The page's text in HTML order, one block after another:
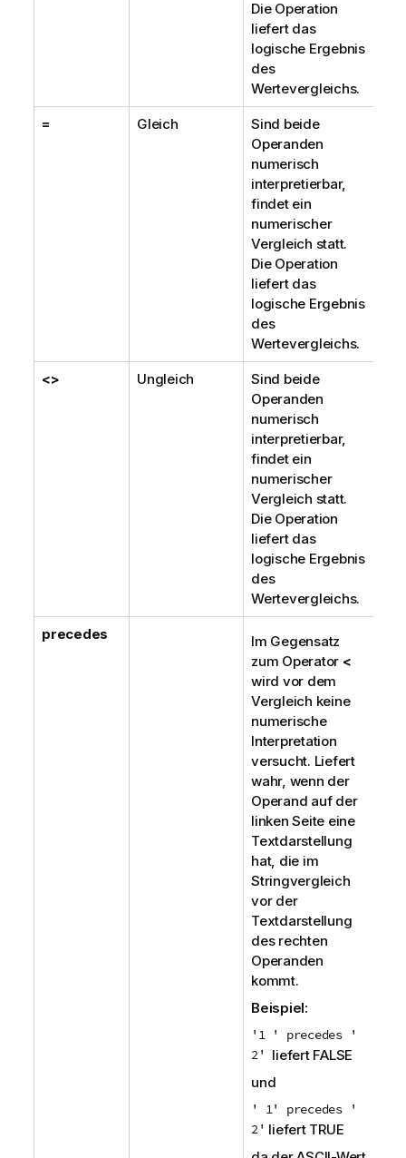
Die Operation
liefert das
logische Ergebnis
des
Wertevergleichs.
= Gleich
Sind beide
Operanden
numerisch
interpretierbar,
findet ein
numerischer
Vergleich statt.
Die Operation
liefert das
logische Ergebnis
des
Wertevergleichs.
<> Ungleich
Sind beide
Operanden
numerisch
interpretierbar,
findet ein
numerischer
Vergleich statt.
Die Operation
liefert das
logische Ergebnis
des
Wertevergleichs.
precedes
Im Gegensatz
zum Operator <
wird vor dem
Vergleich keine
numerische
Interpretation
versucht. Liefert
wahr, wenn der
Operand auf der
linken Seite eine
Textdarstellung
hat, die im
Stringvergleich
vor der
Textdarstellung
des rechten
Operanden
kommt.
Beispiel:
'1 ' precedes '
2' liefert FALSE
und
' 1' precedes '
2' liefert TRUE